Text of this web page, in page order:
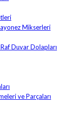
Mikserleri
Duvar Dolapları
ve Parçaları